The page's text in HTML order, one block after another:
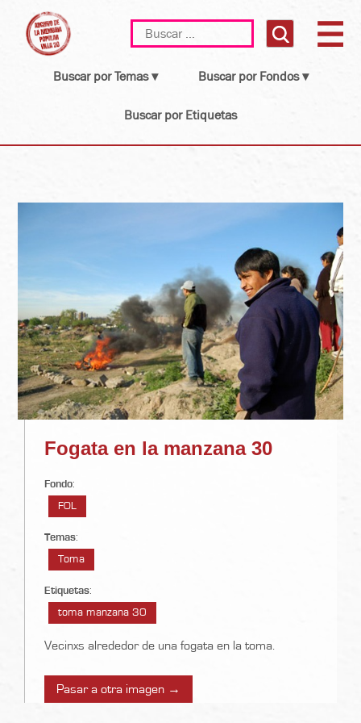
content
Buscar:
Buscar por Temas ▾ Buscar por Fondos ▾
Buscar por Etiquetas
Fogata en la manzana 30
Fondo:
FOL
Temas:
Toma
Etiquetas:
toma manzana 30
Vecinxs alrededor de una fogata en la toma.
Pasar a otra imagen →